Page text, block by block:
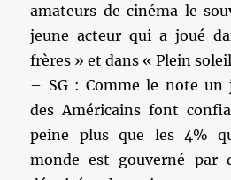
amateurs de cinéma le
jeune acteur qui a joué
frères » et dans « Plein
– SG : Comme le note un
des Américains font
peine plus que les 4%
monde est gouverné par